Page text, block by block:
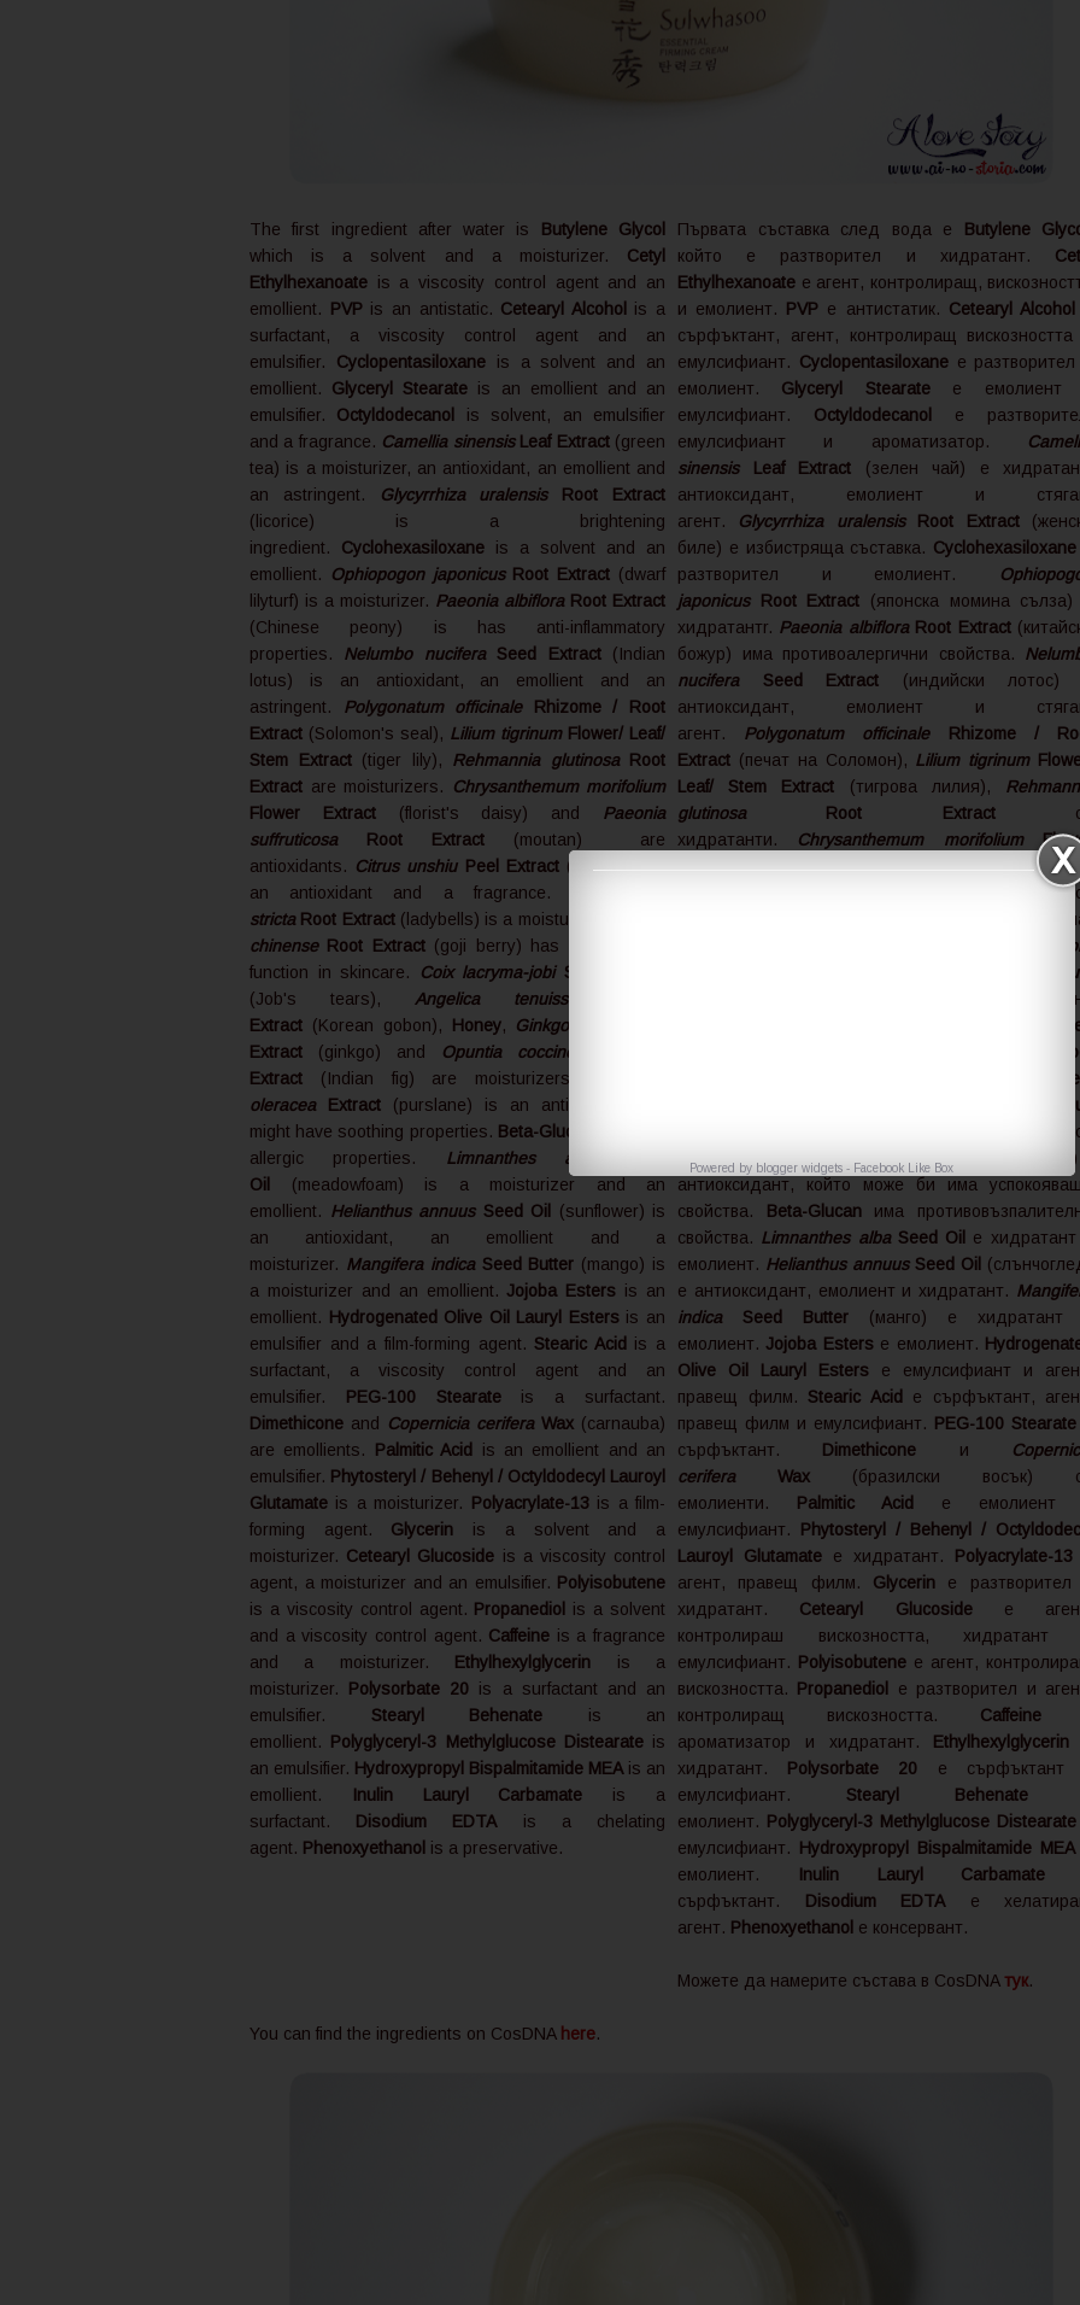
The first ingredient after water is
Butylene Glycol
which is a solvent and a moisturizer. Cetyl
Ethylhexanoate is a viscosity control agent and an
emollient.
PVPis an antistatic. Cetearyl Alcohol
is a
surfactant, a viscosity control agent and an
emulsifier. Cyclopentasiloxane is a solvent and an
emollient. Glyceryl Stearate is an emollient and an
emulsifier. Octyldodecanol is solvent, an emulsifier
and a fragrance. Camellia sinensisLeaf Extract(green
tea) is a moisturizer, an antioxidant, an emollient and
an astringent.
Glycyrrhiza uralensisRoot Extract
(licorice) is a brightening
ingredient. Cyclohexasiloxane is a solvent and an
emollient.
Ophiopogon japonicusRoot Extract (dwarf
lilyturf) is a moisturizer. Paeonia albifloraRoot Extract
(Chinese peony) is has anti-inflammatory
properties. Nelumbo nuciferaSeed Extract(Indian
lotus) is an antioxidant, an emollient and an
astringent. Polygonatum officinaleRhizome / Root
Extract (Solomon's seal), Lilium tigrinumFlower/ Leaf/
Stem Extract(tiger lily), Rehmannia glutinosaRoot
Extract are moisturizers.
Chrysanthemum morifolium
Flower Extract (florist's daisy) and Paeonia
suffruticosaRoot Extract (moutan) are
antioxidants. Citrus unshiuPeel Extract(satsuma) is
an antioxidant and a fragrance.
strictaRoot Extract(ladybells) is a moisturizer.
chinenseRoot Extract(goji berry) has an unknown
function in skincare.
Coix lacryma-jobi Seed Extract
(Job's tears), Angelica tenuissima
Extract (Korean gobon), Honey, Ginkgo biloba
Extract (ginkgo) and Opuntia coccinellifera
Extract (Indian fig) are moisturizers.
oleraceaExtract (purslane) is an antioxidant that
might have soothing properties. Beta-Glucan
allergic properties. Limnanthes alba
Oil
(meadowfoam) is a moisturizer and an
emollient. Helianthus annuusSeed Oil
(sunflower) is
an antioxidant, an emollient and a
moisturizer. Mangifera indicaSeed Butter (mango) is
a moisturizer and an emollient.Jojoba Esters is an
emollient. Hydrogenated Olive Oil Lauryl Estersis an
emulsifier and a film-forming agent.Stearic Acid is a
surfactant, a viscosity control agent and an
emulsifier.
PEG-100 Stearateis a surfactant.
Dimethicone and Copernicia ceriferaWax (carnauba)
are emollients.
Palmitic Acid
is an emollient and an
emulsifier. Phytosteryl / Behenyl / Octyldodecyl Lauroyl
Glutamate is a moisturizer. Polyacrylate-13is a film-
forming agent. Glycerin is a solvent and a
moisturizer. Cetearyl Glucoside is a viscosity control
agent, a moisturizer and an emulsifier. Polyisobutene
is a viscosity control agent. Propanediol is a solvent
and a viscosity control agent. Caffeine is a fragrance
and a moisturizer.
Ethylhexylglycerin is a
moisturizer.
Polysorbate 20 is a surfactant and an
emulsifier. Stearyl Behenate is an
emollient.
Polyglyceryl-3 Methylglucose Distearateis
an emulsifier. Hydroxypropyl Bispalmitamide MEA is an
emollient.
Inulin Lauryl Carbamate is a
surfactant.
Disodium EDTA is a chelating
agent. Phenoxyethanol is a preservative.
You can find the ingredients on CosDNA here.
Първата съставка след вода е
Butylene
който е разтворител и хидратант.
Ethylhexanoate е агент, контролиращ,
и емолиент.
PVP е антистатик. Cetearyl Alcohol
сърфъктант, агент, контролиращ
емулсифиант. Cyclopentasiloxane е
емолиент. Glyceryl Stearateе емолиент
емулсифиант. Octyldodecanol е
емулсифиант и ароматизатор.
sinensisLeaf Extract (зелен чай) е
антиоксидант, емолиент и
агент. Glycyrrhiza uralensisRoot Extract
биле) е избистряща съставка.
разтворител и емолиент.
japonicusRoot Extract (японска момина
хидратантr. Paeonia albifloraRoot Extract
божур) има противоалергични свойства.
nuciferaSeed Extract (индийски лотос)
антиоксидант, емолиент и
агент. Polygonatum officinaleRhizome /
Extract (печат на Соломон), Lilium tigrinum
Leaf/ Stem Extract (тигрова лилия),
glutinosaRoot Extract
хидратанти.
Chrysanthemum morifolium
Extract(китайска хризантема) и
(дървовиден божур)
(годжи бери) има
(индийска смокиня)
антиоксидант, който може би има
свойства.
Beta-Glucanима
свойства. Limnanthes albaSeed Oil
е
емолиент. Helianthus annuusSeed Oil
е антиоксидант, емолиент и хидратант.
indicaSeed Butter (манго) е хидратант
емолиент.Jojoba Estersе емолиент.
Olive Oil Lauryl Esters е емулсифиант и
правещ филм. Stearic Acid е сърфъктант,
правещ филм и емулсифиант.
PEG-100 Stearate
сърфъктант.
Dimethicone и
ceriferaWax (бразилски восък)
емолиенти.
Palmitic Acid
е емолиент
емулсифиант.
Phytosteryl / Behenyl /
Lauroyl Glutamate е хидратант. Polyacrylate-13
агент, правещ филм. Glycerin е
хидратант. Cetearyl Glucoside e
контролираш вискозността, хидратант
емулсифиант.
Polyisobutene е агент,
вискозността.
Propanediol е разтворител и
контролиращ вискозността.
ароматизатор и хидратант.
хидратант.
Polysorbate 20 е сърфъктант
емулсифиант. Stearyl Behenate
емолиент.
Polyglyceryl-3 Methylglucose Distearate
емулсифиант.
Hydroxypropyl Bispalmitamide MEA
емолиент.
Inulin Lauryl Carbamate
сърфъктант.
Disodium EDTA е
агент. Phenoxyethanol е консервант.
Можете да намерите състава в CosDNAтук.
Powered by blogger widgets - Facebook Like Box